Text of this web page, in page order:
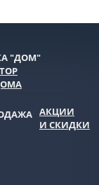
АКЦИИ
И СКИДКИ